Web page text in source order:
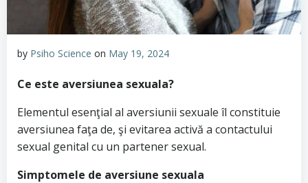
by Psiho Science on May 19, 2024
Ce este aversiunea sexuala?
Elementul esenţial al aversiunii sexuale îl constituie
aversiunea faţa de, şi evitarea activă a contactului
sexual genital cu un partener sexual.
Simptomele de aversiune sexuala